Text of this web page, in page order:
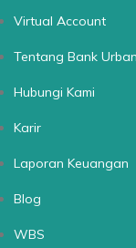
Virtual Account
Tentang Bank Urban
Hubungi Kami
Karir
Laporan Keuangan
Blog
WBS